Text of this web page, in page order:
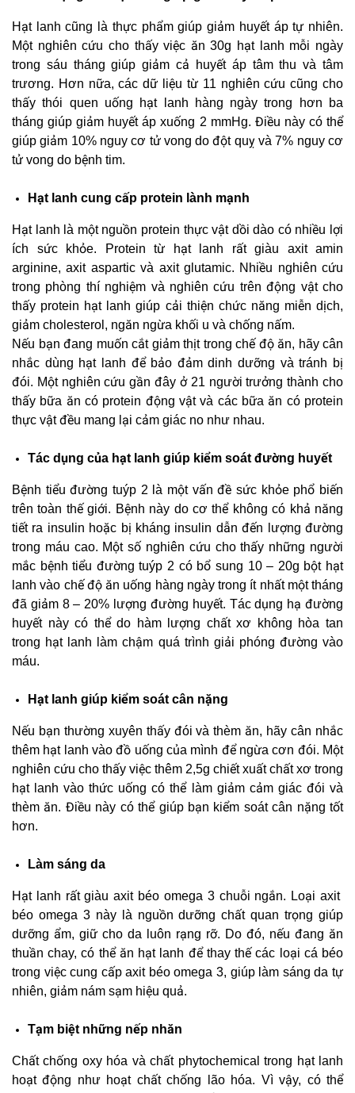
Hạt lanh cũng là thực phẩm giúp giảm huyết áp tự nhiên.
Một nghiên cứu cho thấy việc ăn 30g hạt lanh mỗi ngày
trong sáu tháng giúp giảm cả huyết áp tâm thu và tâm
trương. Hơn nữa, các dữ liệu từ 11 nghiên cứu cũng cho
thấy thói quen uống hạt lanh hàng ngày trong hơn ba
tháng giúp giảm huyết áp xuống 2 mmHg. Điều này có thể
giúp giảm 10% nguy cơ tử vong do đột quỵ và 7% nguy cơ
tử vong do bệnh tim.
Hạt lanh cung cấp protein lành mạnh
Hạt lanh là một nguồn protein thực vật dồi dào có nhiều lợi
ích sức khỏe. Protein từ hạt lanh rất giàu axit amin
arginine, axit aspartic và axit glutamic. Nhiều nghiên cứu
trong phòng thí nghiệm và nghiên cứu trên động vật cho
thấy protein hạt lanh giúp cải thiện chức năng miễn dịch,
giảm cholesterol, ngăn ngừa khối u và chống nấm.
Nếu bạn đang muốn cắt giảm thịt trong chế độ ăn, hãy cân
nhắc dùng hạt lanh để bảo đảm dinh dưỡng và tránh bị
đói. Một nghiên cứu gần đây ở 21 người trưởng thành cho
thấy bữa ăn có protein động vật và các bữa ăn có protein
thực vật đều mang lại cảm giác no như nhau.
Tác dụng của hạt lanh giúp kiểm soát đường huyết
Bệnh tiểu đường tuýp 2 là một vấn đề sức khỏe phổ biến
trên toàn thế giới. Bệnh này do cơ thể không có khả năng
tiết ra insulin hoặc bị kháng insulin dẫn đến lượng đường
trong máu cao. Một số nghiên cứu cho thấy những người
mắc bệnh tiểu đường tuýp 2 có bổ sung 10 – 20g bột hạt
lanh vào chế độ ăn uống hàng ngày trong ít nhất một tháng
đã giảm 8 – 20% lượng đường huyết. Tác dụng hạ đường
huyết này có thể do hàm lượng chất xơ không hòa tan
trong hạt lanh làm chậm quá trình giải phóng đường vào
máu.
Hạt lanh giúp kiểm soát cân nặng
Nếu bạn thường xuyên thấy đói và thèm ăn, hãy cân nhắc
thêm hạt lanh vào đồ uống của mình để ngừa cơn đói. Một
nghiên cứu cho thấy việc thêm 2,5g chiết xuất chất xơ trong
hạt lanh vào thức uống có thể làm giảm cảm giác đói và
thèm ăn. Điều này có thể giúp bạn kiểm soát cân nặng tốt
hơn.
Làm sáng da
Hạt lanh rất giàu axit béo omega 3 chuỗi ngắn. Loại axit
béo omega 3 này là nguồn dưỡng chất quan trọng giúp
dưỡng ẩm, giữ cho da luôn rạng rỡ. Do đó, nếu đang ăn
thuần chay, có thể ăn hạt lanh để thay thế các loại cá béo
trong việc cung cấp axit béo omega 3, giúp làm sáng da tự
nhiên, giảm nám sạm hiệu quả.
Tạm biệt những nếp nhăn
Chất chống oxy hóa và chất phytochemical trong hạt lanh
hoạt động như hoạt chất chống lão hóa. Vì vậy, có thể